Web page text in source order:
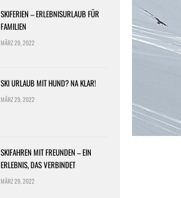
SKIFERIEN – ERLEBNISURLAUB FÜR
FAMILIEN
MÄRZ 29, 2022
SKI URLAUB MIT HUND? NA KLAR!
MÄRZ 29, 2022
SKIFAHREN MIT FREUNDEN – EIN
ERLEBNIS, DAS VERBINDET
MÄRZ 29, 2022